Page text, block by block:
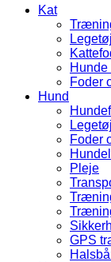
Kat
Legetøj
Foder
Hund
Legetøj
Foder
Pleje
GPS